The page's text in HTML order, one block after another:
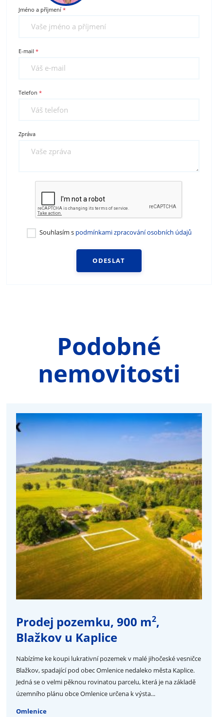
Jméno a příjmení
E-mail
Telefon
Zpráva
Souhlasím s podmínkami zpracování osobních údajů
ODESLAT
Podobné
nemovitosti
Prodej pozemku, 900 m2,
Blažkov u Kaplice
Nabízíme ke koupi lukrativní pozemek v malé jihočeské vesničce
Blažkov, spadající pod obec Omlenice nedaleko města Kaplice.
Jedná se o velmi pěknou rovinatou parcelu, která je na základě
územního plánu obce Omlenice určena k výsta...
Omlenice